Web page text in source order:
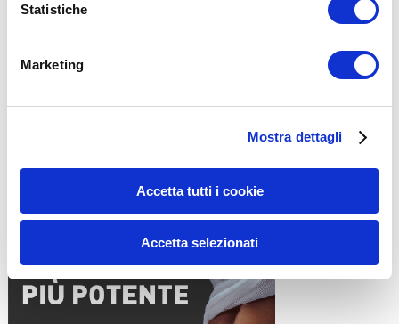
Statistiche
Marketing
Mostra dettagli
Accetta tutti i cookie
Accetta selezionati
Email*
15WORKOUT SCARICA ORA